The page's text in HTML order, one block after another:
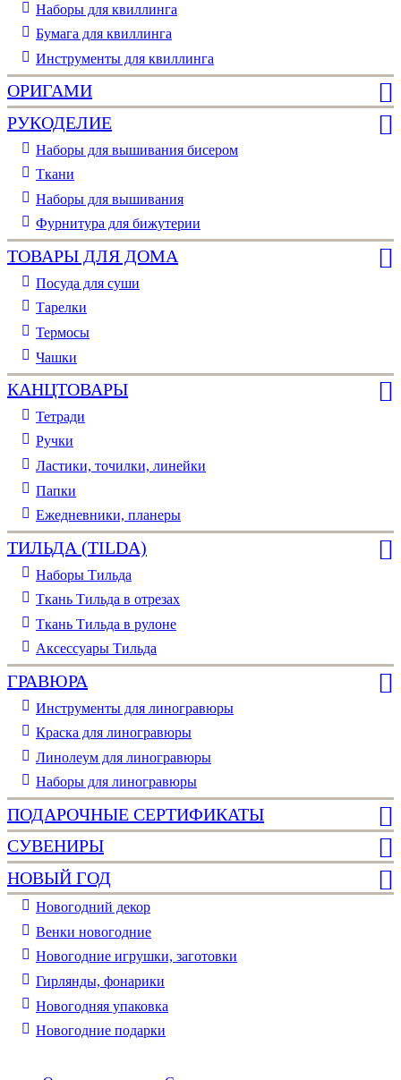
Наборы для квиллинга
Бумага для квиллинга
Инструменты для квиллинга
ОРИГАМИ
РУКОДЕЛИЕ
Наборы для вышивания бисером
Ткани
Наборы для вышивания
Фурнитура для бижутерии
ТОВАРЫ ДЛЯ ДОМА
Посуда для суши
Тарелки
Термосы
Чашки
КАНЦТОВАРЫ
Тетради
Ручки
Ластики, точилки, линейки
Папки
Ежедневники, планеры
ТИЛЬДА (TILDA)
Наборы Тильда
Ткань Тильда в отрезах
Ткань Тильда в рулоне
Аксессуары Тильда
ГРАВЮРА
Инструменты для линогравюры
Краска для линогравюры
Линолеум для линогравюры
Наборы для линогравюры
ПОДАРОЧНЫЕ СЕРТИФИКАТЫ
СУВЕНИРЫ
НОВЫЙ ГОД
Новогодний декор
Венки новогодние
Новогодние игрушки, заготовки
Гирлянды, фонарики
Новогодняя упаковка
Новогодние подарки